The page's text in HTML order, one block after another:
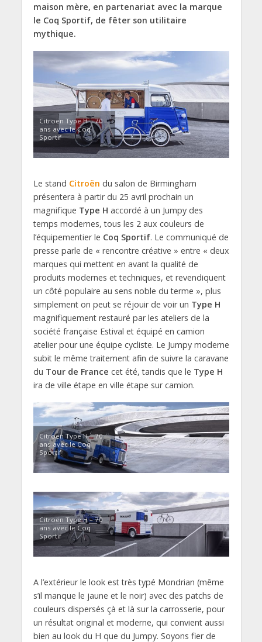
maison mère, en partenariat avec la marque
le Coq Sportif, de fêter son utilitaire
mythique.
Citroën Type H – 70
ans avec le Coq
Sportif
Le stand Citroën du salon de Birmingham
présentera à partir du 25 avril prochain un
magnifique Type H accordé à un Jumpy des
temps modernes, tous les 2 aux couleurs de
l’équipementier le Coq Sportif. Le communiqué de
presse parle de « rencontre créative » entre « deux
marques qui mettent en avant la qualité de
produits modernes et techniques, et revendiquent
un côté populaire au sens noble du terme », plus
simplement on peut se réjouir de voir un Type H
magnifiquement restauré par les ateliers de la
société française Estival et équipé en camion
atelier pour une équipe cycliste. Le Jumpy moderne
subit le même traitement afin de suivre la caravane
du Tour de France cet été, tandis que le Type H
ira de ville étape en ville étape sur camion.
Citroën Type H – 70
ans avec le Coq
Sportif
Citroën Type H – 70
ans avec le Coq
Sportif
A l’extérieur le look est très typé Mondrian (même
s’il manque le jaune et le noir) avec des patchs de
couleurs dispersés çà et là sur la carrosserie, pour
un résultat original et moderne, qui convient aussi
bien au look du H que du Jumpy. Soyons fier de